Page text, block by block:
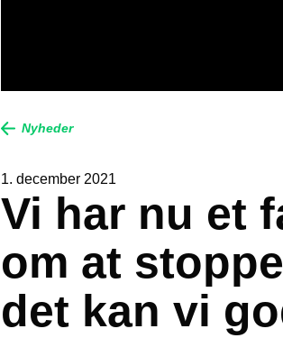
Nyheder
1. december 2021
Vi har nu et
om at
det kan vi